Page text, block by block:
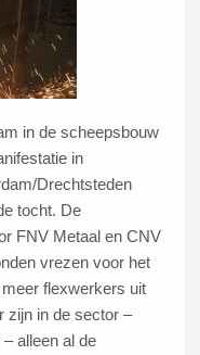
in de scheepsbouw
in
Drechtsteden
tocht. De
FNV Metaal en CNV
vrezen voor het
flexwerkers uit
zijn in de sector –
alleen al de